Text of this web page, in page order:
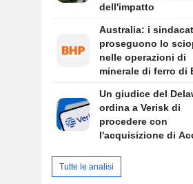
dell'impatto
Australia: i
proseguono lo
nelle operazioni di
minerale di ferro di
Un giudice del
ordina a Verisk di
procedere con
l'acquisizione di
Tutte le analisi